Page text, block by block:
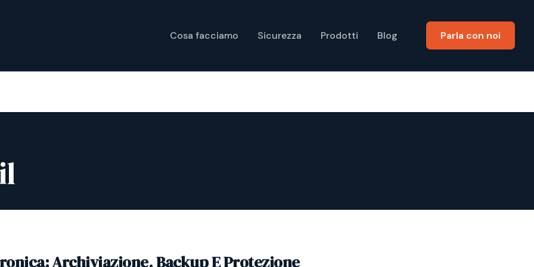
Cosa facciamo Sicurezza Prodotti Blog Parla con noi
Archiviazione, Backup E Protezione